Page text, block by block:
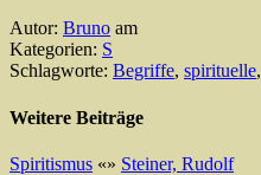
Autor: Bruno am
Kategorien: S
Schlagworte: Begriffe, spirituelle,
Weitere Beiträge
Spiritismus «» Steiner, Rudolf